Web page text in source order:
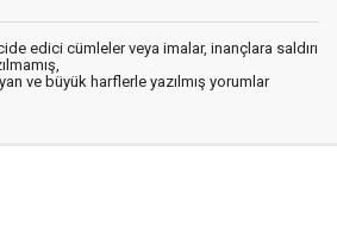
edici cümleler veya imalar, inançlara saldırı
ve büyük harflerle yazılmış yorumlar